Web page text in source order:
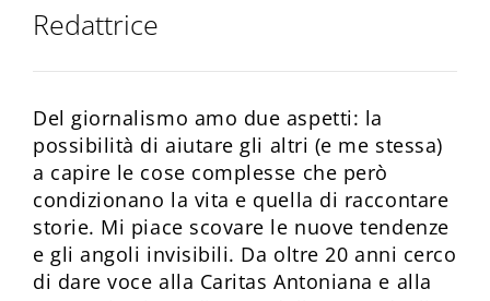
Redattrice
Del giornalismo amo due aspetti: la
possibilità di aiutare gli altri (e me stessa)
a capire le cose complesse che però
condizionano la vita e quella di raccontare
storie. Mi piace scovare le nuove tendenze
e gli angoli invisibili. Da oltre 20 anni cerco
di dare voce alla Caritas Antoniana e alla